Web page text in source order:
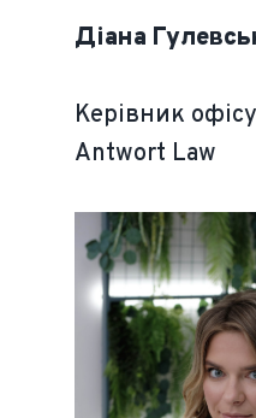
Діана
Керівник
Antwort Law